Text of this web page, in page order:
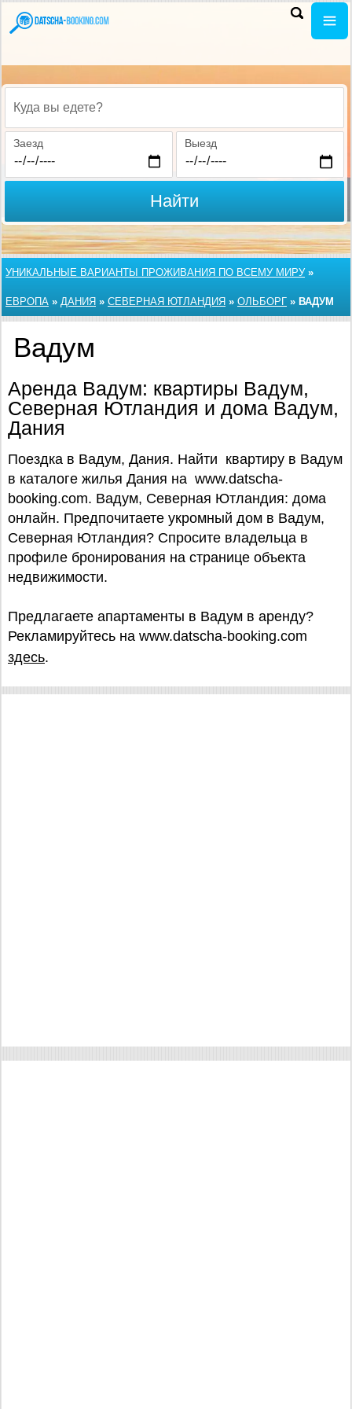
Куда вы едете?
Заезд Выезд
Найти
УНИКАЛЬНЫЕ ВАРИАНТЫ ПРОЖИВАНИЯ ПО ВСЕМУ МИРУ»
ЕВРОПА » ДАНИЯ » СЕВЕРНАЯ ЮТЛАНДИЯ » ОЛЬБОРГ » ВАДУМ
Вадум
Аренда Вадум: квартиры Вадум,
Северная Ютландия и дома Вадум,
Дания
Поездка в Вадум, Дания. Найти квартиру в Вадум
в каталоге жилья Дания на www.datscha-
booking.com. Вадум, Северная Ютландия: дома
онлайн. Предпочитаете укромный дом в Вадум,
Северная Ютландия? Спросите владельца в
профиле бронирования на странице объекта
недвижимости.
Предлагаете апартаменты в Вадум в аренду?
Рекламируйтесь на www.datscha-booking.com
здесь.